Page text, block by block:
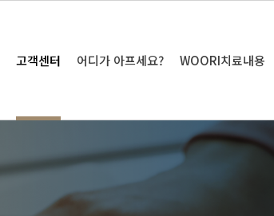
고객센터 어디가 아프세요? WOORI치료내용